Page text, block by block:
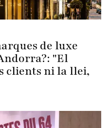
de luxe
"El
clients ni la llei,